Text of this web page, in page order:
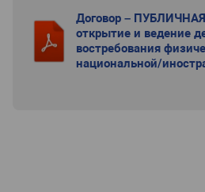
Договор –
открытие и ведение
востребования
национальной/